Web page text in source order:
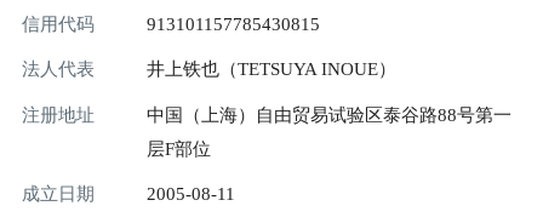
信用代码 913101157785430815
法人代表 井上铁也（TETSUYA INOUE）
注册地址
中国（上海）自由贸易试验区泰谷路88号第一
层F部位
成立日期 2005-08-11